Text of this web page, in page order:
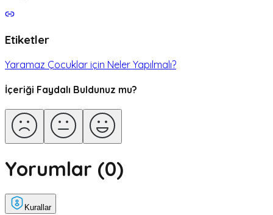
Etiketler
Yaramaz Çocuklar için Neler Yapılmalı?
İçeriği Faydalı Buldunuz mu?
Yorumlar (0)
Kurallar